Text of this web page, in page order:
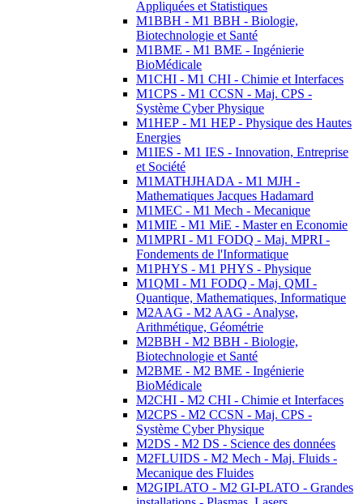
Appliquées et Statistiques
M1BBH - M1 BBH - Biologie,
Biotechnologie et Santé
M1BME - M1 BME - Ingénierie
BioMédicale
M1CHI - M1 CHI - Chimie et Interfaces
M1CPS - M1 CCSN - Maj. CPS -
Système Cyber Physique
M1HEP - M1 HEP - Physique des Hautes
Energies
M1IES - M1 IES - Innovation, Entreprise
et Société
M1MATHJHADA - M1 MJH -
Mathematiques Jacques Hadamard
M1MEC - M1 Mech - Mecanique
M1MIE - M1 MiE - Master en Economie
M1MPRI - M1 FODQ - Maj. MPRI -
Fondements de l'Informatique
M1PHYS - M1 PHYS - Physique
M1QMI - M1 FODQ - Maj. QMI -
Quantique, Mathematiques, Informatique
M2AAG - M2 AAG - Analyse,
Arithmétique, Géométrie
M2BBH - M2 BBH - Biologie,
Biotechnologie et Santé
M2BME - M2 BME - Ingénierie
BioMédicale
M2CHI - M2 CHI - Chimie et Interfaces
M2CPS - M2 CCSN - Maj. CPS -
Système Cyber Physique
M2DS - M2 DS - Science des données
M2FLUIDS - M2 Mech - Maj. Fluids -
Mecanique des Fluides
M2GIPLATO - M2 GI-PLATO - Grandes